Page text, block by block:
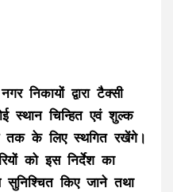
निकायों द्वारा टैक्सी
स्थान चिन्हित एवं शुल्क
तक के लिए स्थगित रखेंगे।
को इस निर्देश का
किए जाने तथा